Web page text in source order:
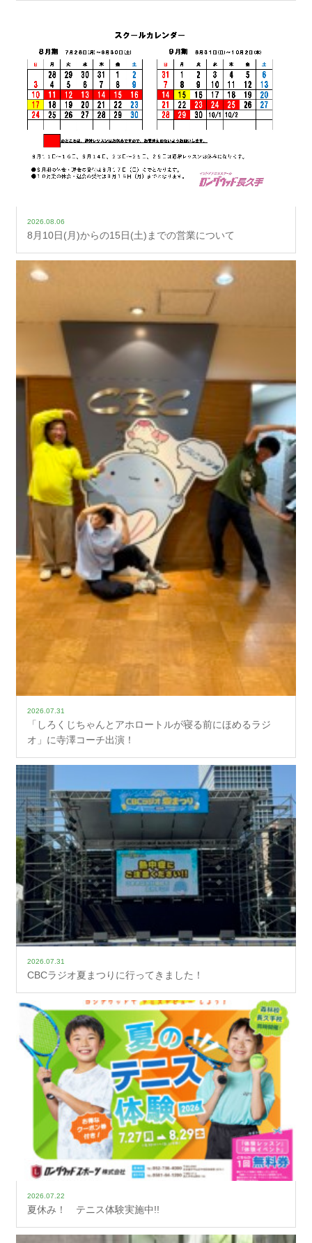
2026.08.06
8月10日(月)からの15日(土)までの営業について
2026.07.31
「しろくじちゃんとアホロートルが寝る前にほめるラジ
オ」に寺澤コーチ出演！
2026.07.31
CBCラジオ夏まつりに行ってきました！
2026.07.22
夏休み！ テニス体験実施中!!